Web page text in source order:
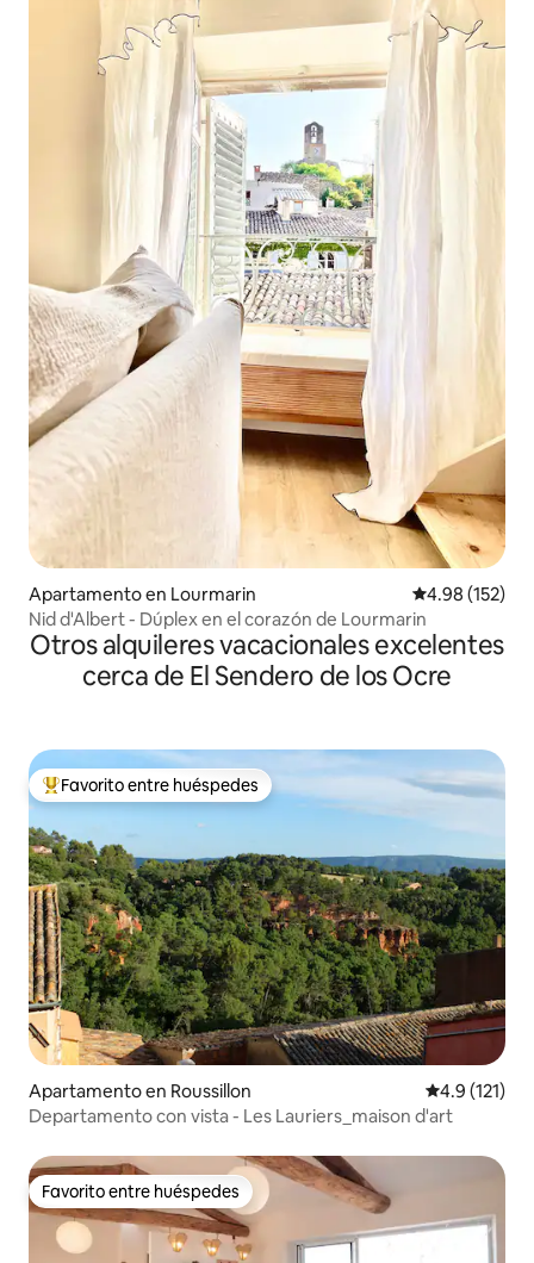
Apartamento en Lourmarin Calificación
4.98 (152)
Nid d'Albert - Dúplex en el corazón de Lourmarin
Otros alquileres vacacionales excelentes
cerca de El Sendero de los Ocre
Favorito entre huéspedes preferido
Favorito entre huéspedes
Apartamento en Roussillon Calificación
4.9 (121)
Departamento con vista - Les Lauriers_maison d'art
Favorito entre huéspedes
Favorito entre huéspedes